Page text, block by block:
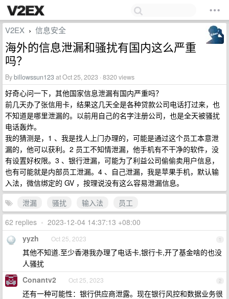
V2EX › 信息安全
海外的信息泄漏和骚扰有国内这么严重
吗？
Bybillowssun123at Oct 25, 2023 · 8320 views
好奇心问一下，其他国家信息泄漏有国内严重吗？
前几天办了张信用卡，结果这几天全是各种贷款公司电话打过来，也
不知道是哪里泄漏的。以前用自己的名字注册公司，也是全天被骚扰
电话轰炸。
我的猜测是，1 、我是找人上门办理的，可能是通过这个员工本意泄
漏的，他可以获利。2 员工不知情泄漏，他手机有不干净的软件，没
有设置好权限。3 、银行泄漏，可能为了利益公司偷偷卖用户信息，
也有可能就是内部员工泄漏。4 、自己泄漏，我是苹果手机，默认输
入法，微信绑定的 GV ，按理说没有这么容易泄漏信息。
泄漏
骚扰 输入法
员工
62 replies • 2023-12-04 14:37:13 +08:00
1
yyzh Oct 25, 2023
其他不知道.至少香港我办理了电话卡,银行卡,开了基金啥的也没
人骚扰
2
Conantv2 Oct 25, 2023
还有一种可能性：银行供应商泄露。现在银行风控和数据业务很